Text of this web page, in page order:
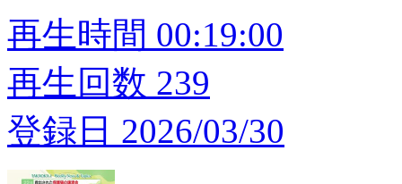
再生時間 00:19:00
再生回数 239
登録日 2026/03/30